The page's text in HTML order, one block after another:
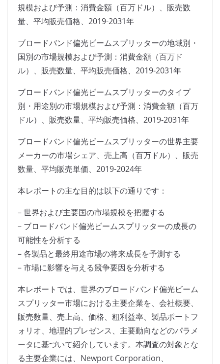
規模および予測：消費金額（百万ドル）、販売数
量、平均販売価格、2019-2031年
ブロードバンド偏光ビームスプリッターの地域別・
国別の市場規模および予測：消費金額（百万ド
ル）、販売数量、平均販売価格、2019-2031年
ブロードバンド偏光ビームスプリッターのタイプ
別・用途別の市場規模および予測：消費金額（百万
ドル）、販売数量、平均販売価格、2019-2031年
ブロードバンド偏光ビームスプリッターの世界主要
メーカーの市場シェア、売上高（百万ドル）、販売
数量、平均販売単価、2019-2024年
本レポートの主な目的は以下の通りです：
– 世界および主要国の市場規模を把握する
– ブロードバンド偏光ビームスプリッターの成長の
可能性を分析する
– 各製品と最終用途市場の将来成長を予測する
– 市場に影響を与える競争要因を分析する
本レポートでは、世界のブロードバンド偏光ビーム
スプリッター市場における主要企業を、会社概要、
販売数量、売上高、価格、粗利益率、製品ポートフ
ォリオ、地理的プレゼンス、主要動向などのパラメ
ータに基づいて紹介しています。本調査の対象とな
る主要企業には、Newport Corporation、